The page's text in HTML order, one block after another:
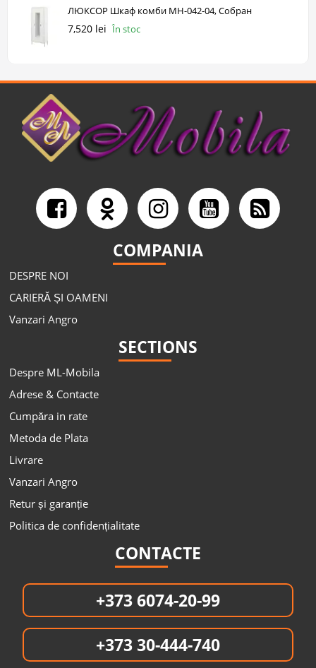
ЛЮКСОР Шкаф комби МН-042-04, Собран
7,520 lei În stoc
COMPANIA
DESPRE NOI
CARIERĂ ȘI OAMENI
Vanzari Angro
SECTIONS
Despre ML-Mobila
Adrese & Contacte
Cumpăra in rate
Metoda de Plata
Livrare
Vanzari Angro
Retur și garanție
Politica de confidențialitate
CONTACTE
+373 6074-20-99
+373 30-444-740